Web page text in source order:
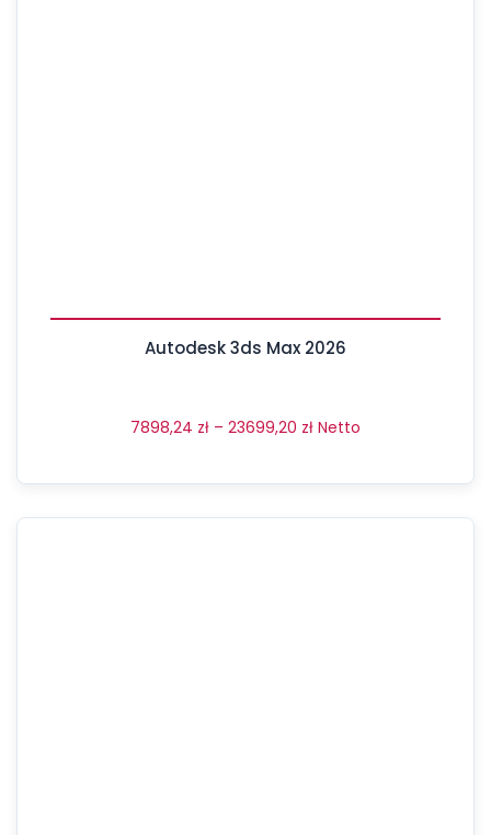
Autodesk 3ds Max 2026
7898,24 zł – 23699,20 zł Netto